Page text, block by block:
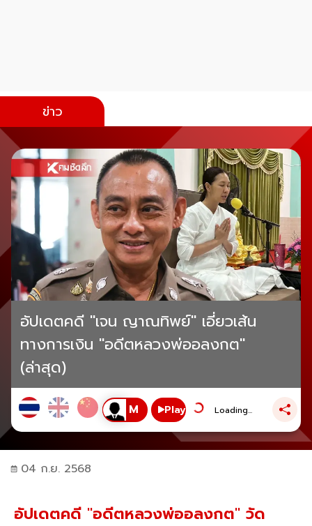
ข่าว
อัปเดตคดี "เจน ญาณทิพย์" เอี่ยวเส้น
ทางการเงิน "อดีตหลวงพ่ออลงกต"
(ล่าสุด)
Play Loading...
04 ก.ย. 2568
อัปเดตคดี "อดีตหลวงพ่ออลงกต" วัด